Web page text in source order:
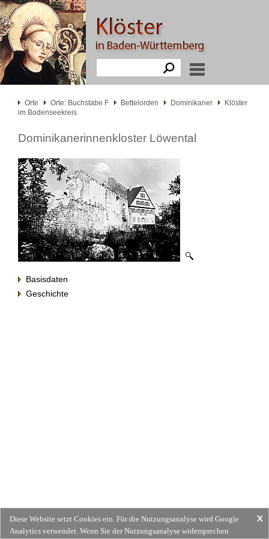
Orte Orte: Buchstabe F Bettelorden Dominikaner
Klöster
im Bodenseekreis
Dominikanerinnenkloster Löwental
Basisdaten
Geschichte
Diese Website setzt Cookies ein. Für die Nutzungsanalyse wird Google
Analytics verwendet. Wenn Sie der Nutzungsanalyse widersprechen